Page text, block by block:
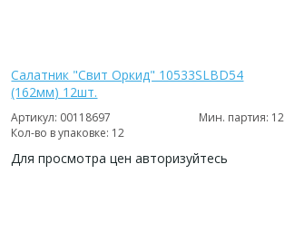
Салатник "Свит Оркид" 10533SLBD54
(162мм) 12шт.
Артикул: 00118697
Мин. партия: 12
Кол-во в упаковке: 12
Для просмотра цен авторизуйтесь